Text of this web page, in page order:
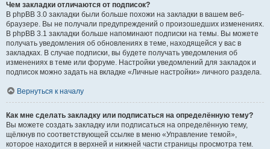
Чем закладки отличаются от подписок?
В phpBB 3.0 закладки были больше похожи на закладки в вашем веб-
браузере. Вы не получали предупреждений о произошедших изменениях.
В phpBB 3.1 закладки больше напоминают подписки на темы. Вы можете
получать уведомления об обновлениях в теме, находящейся у вас в
закладках. В случае подписки, вы будете получать уведомления об
изменениях в теме или форуме. Настройки уведомлений для закладок и
подписок можно задать на вкладке «Личные настройки» личного раздела.
Вернуться к началу
Как мне сделать закладку или подписаться на определённую тему?
Вы можете создать закладку или подписаться на определённую тему,
щёлкнув по соответствующей ссылке в меню «Управление темой»,
которое находится в верхней и нижней части страницы просмотра тем.